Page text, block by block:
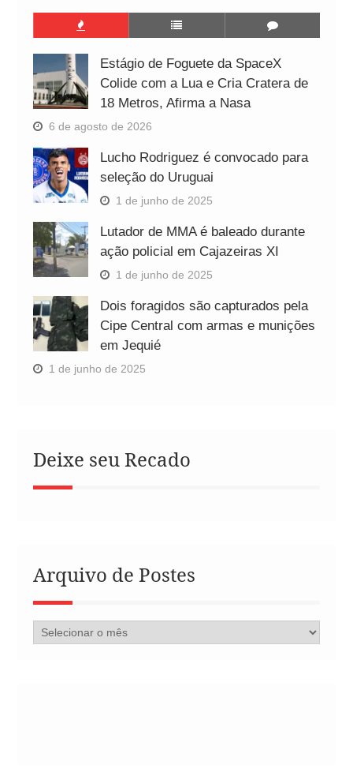
Estágio de Foguete da SpaceX
Colide com a Lua e Cria Cratera de
18 Metros, Afirma a Nasa
6 de agosto de 2026
Lucho Rodriguez é convocado para
seleção do Uruguai
1 de junho de 2025
Lutador de MMA é baleado durante
ação policial em Cajazeiras XI
1 de junho de 2025
Dois foragidos são capturados pela
Cipe Central com armas e munições
em Jequié
1 de junho de 2025
Deixe seu Recado
Arquivo de Postes
Arquivo
de